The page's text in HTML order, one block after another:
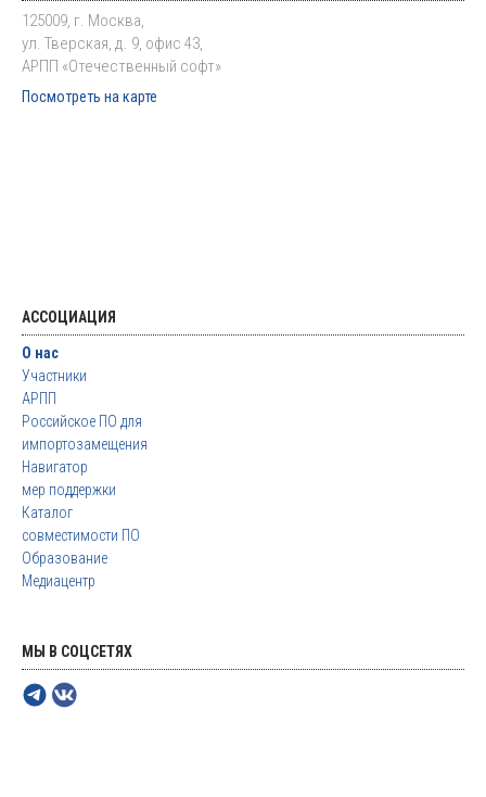
125009, г. Москва,
ул. Тверская, д. 9, офис 43,
АРПП «Отечественный софт»
Посмотреть на карте
АССОЦИАЦИЯ
О нас
Участники
АРПП
Российское ПО для
импортозамещения
Навигатор
мер поддержки
Каталог
совместимости ПО
Образование
Медиацентр
МЫ В СОЦСЕТЯХ